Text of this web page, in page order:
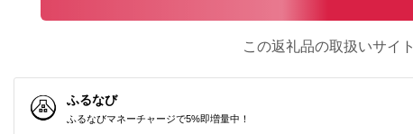
この返礼品の取扱いサイト
ふるなび
ふるなびマネーチャージで5%即増量中！